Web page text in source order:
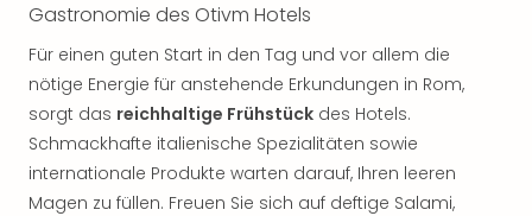
Gastronomie des Otivm Hotels
Für einen guten Start in den Tag und vor allem die
nötige Energie für anstehende Erkundungen in Rom,
sorgt das reichhaltige Frühstück des Hotels.
Schmackhafte italienische Spezialitäten sowie
internationale Produkte warten darauf, Ihren leeren
Magen zu füllen. Freuen Sie sich auf deftige Salami,